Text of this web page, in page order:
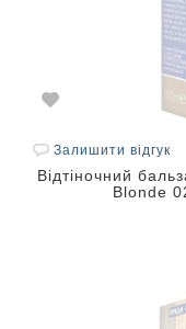
Залишити відгук
Відтіночний
Blonde